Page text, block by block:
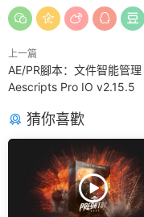
上一篇
AE/PR腳本：文件智能管理
Aescripts Pro IO v2.15.5
猜你喜歡